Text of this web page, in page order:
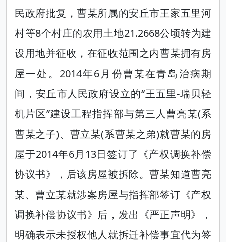
民政府批复，曹某所属的安丘市王家五里河
村等8个村庄的农用土地21.2668公顷转为建
设用地并征收，在征收范围之内曹某拥有房
屋一处。2014年6月份曹某在青岛治病期
间，安丘市人民政府设立的“王五里-瑞贝轻
机片区”建设工程指挥部与第三人曹亮某(系
曹某之子)、曹立某(系曹某之弟)就曹某的房
屋于2014年6月13日签订了《产权调换补偿
协议书》，后该房屋被拆除。曹某知道曹亮
某、曹立某就涉案房屋与指挥部签订《产权
调换补偿协议书》后，发出《严正声明》，
明确表示未授权他人就拆迁补偿事宜代为签